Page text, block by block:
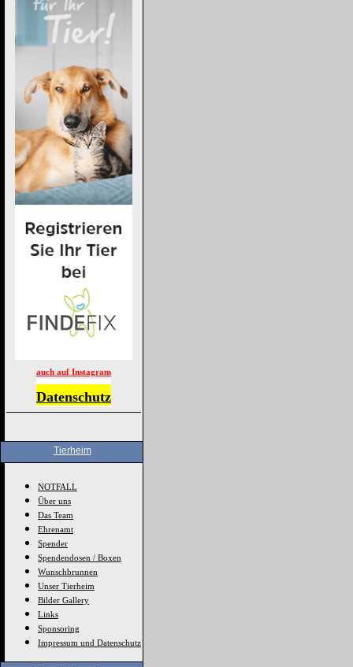
auch auf Instagram
Datenschutz
Tierheim
NOTFALL
Über uns
Das Team
Ehrenamt
Spender
Spendendosen / Boxen
Wunschbrunnen
Unser Tierheim
Bilder Gallery
Links
Sponsoring
Impressum und Datenschutz